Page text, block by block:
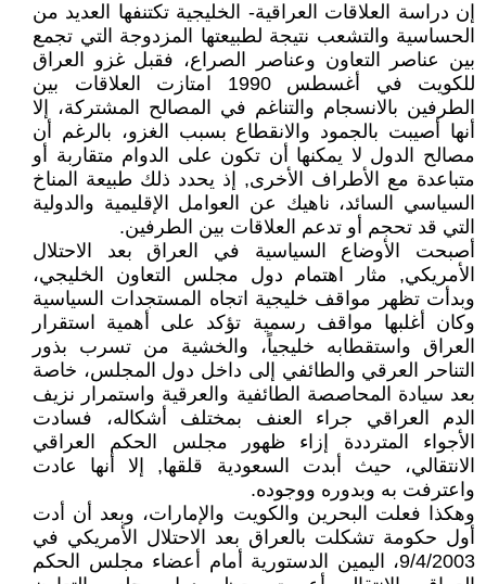
إن دراسة العلاقات العراقية- الخليجية تكتنفها العديد من
الحساسية والتشعب نتيجة لطبيعتها المزدوجة التي تجمع
بين عناصر التعاون وعناصر الصراع، فقبل غزو العراق
للكويت في أغسطس 1990 امتازت العلاقات بين
الطرفين بالانسجام والتناغم في المصالح المشتركة، إلا
أنها أصيبت بالجمود والانقطاع بسبب الغزو، بالرغم أن
مصالح الدول لا يمكنها أن تكون على الدوام متقاربة أو
متباعدة مع الأطراف الأخرى, إذ يحدد ذلك طبيعة المناخ
السياسي السائد، ناهيك عن العوامل الإقليمية والدولية
التي قد تحجم أو تدعم العلاقات بين الطرفين.
أصبحت الأوضاع السياسية في العراق بعد الاحتلال
الأمريكي, مثار اهتمام دول مجلس التعاون الخليجي،
وبدأت تظهر مواقف خليجية اتجاه المستجدات السياسية
وكان أغلبها مواقف رسمية تؤكد على أهمية استقرار
العراق واستقطابه خليجياً، والخشية من تسرب بذور
التناحر العرقي والطائفي إلى داخل دول المجلس، خاصة
بعد سيادة المحاصصة الطائفية والعرقية واستمرار نزيف
الدم العراقي جراء العنف بمختلف أشكاله، فسادت
الأجواء المترددة إزاء ظهور مجلس الحكم العراقي
الانتقالي، حيث أبدت السعودية قلقها, إلا أنها عادت
واعترفت به وبدوره ووجوده.
وهكذا فعلت البحرين والكويت والإمارات، وبعد أن أدت
أول حكومة تشكلت بالعراق بعد الاحتلال الأمريكي في
9/4/2003، اليمين الدستورية أمام أعضاء مجلس الحكم